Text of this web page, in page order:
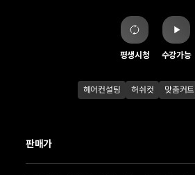
평생시청 수강가능
헤어컨설팅 허쉬컷 맞춤커트
판매가